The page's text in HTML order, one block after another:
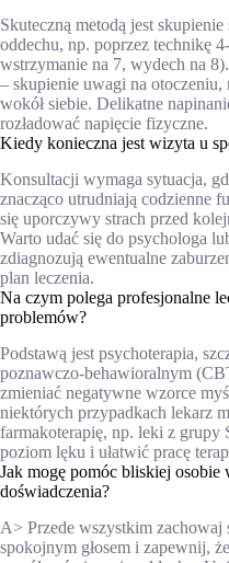
Skuteczną metodą jest
oddechu, np. poprzez technikę
wstrzymanie na 7, wydech na
– skupienie uwagi na
wokół siebie. Delikatne
rozładować napięcie fizyczne.
Kiedy konieczna jest wizyta u
Konsultacji wymaga sytuacja,
znacząco utrudniają codzienne
się uporczywy strach przed
Warto udać się do psychologa
zdiagnozują ewentualne
plan leczenia.
Na czym polega profesjonalne
problemów?
Podstawą jest psychoterapia,
poznawczo-behawioralnym
zmieniać negatywne wzorce
niektórych przypadkach lekarz
farmakoterapię, np. leki z grupy
poziom lęku i ułatwić pracę
Jak mogę pomóc bliskiej osobie
doświadczenia?
A> Przede wszystkim
spokojnym głosem i zapewnij,